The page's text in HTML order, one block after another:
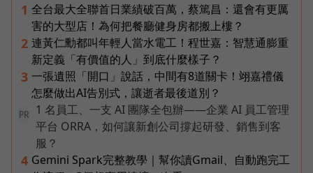
1 全台最大全聯首日業績破百萬，蔡篤昌：還會有更厲
害的大型店！為何把餐廳健身房都搬上樓？
2 連黃仁勳都叫年輕人當水電工！程世嘉：智慧通膨重
新定義「有價值的人」到底什麼樣子？
3 一張遺照「開口」說話，中間有8道關卡！翊嘉禮儀
怎麼做出AI告別式，讓逝者最後道別？
PR
1 名員工、一支 AI 團隊全包辦——企業 AI 員工管理
平台 ORRA，如何讓新創公司撐起研發、銷售到客
服？
4 Gemini Spark完整教學｜幫你讀Gmail、自動跑完工